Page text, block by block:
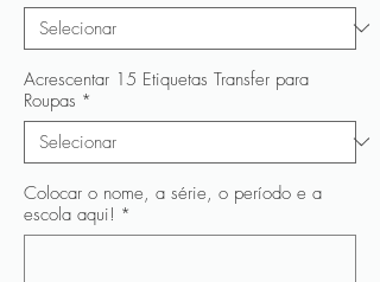
Acrescentar 15 Etiquetas Transfer para
Roupas *
Colocar o nome, a série, o período e a
escola aqui! *